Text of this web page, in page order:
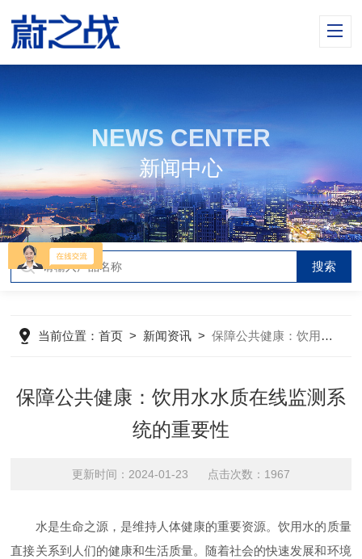
NEWS CENTER
新闻中心
当前位置：首页 > 新闻资讯 >保障公共健康：饮用水水质在线监测系统的重要性
保障公共健康：饮用水水质在线监测系
统的重要性
更新时间：2024-01-23 点击次数：1967
水是生命之源，是维持人体健康的重要资源。饮用水的质量
直接关系到人们的健康和生活质量。随着社会的快速发展和环境